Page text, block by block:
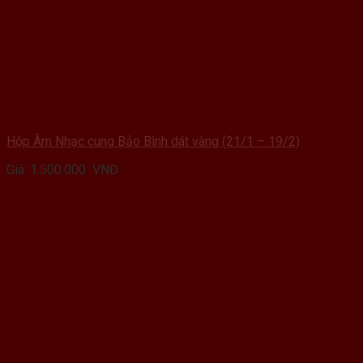
Hộp Âm Nhạc cung Bảo Bình dát vàng (21/1 – 19/2)
Giá: 1.500.000 VNĐ